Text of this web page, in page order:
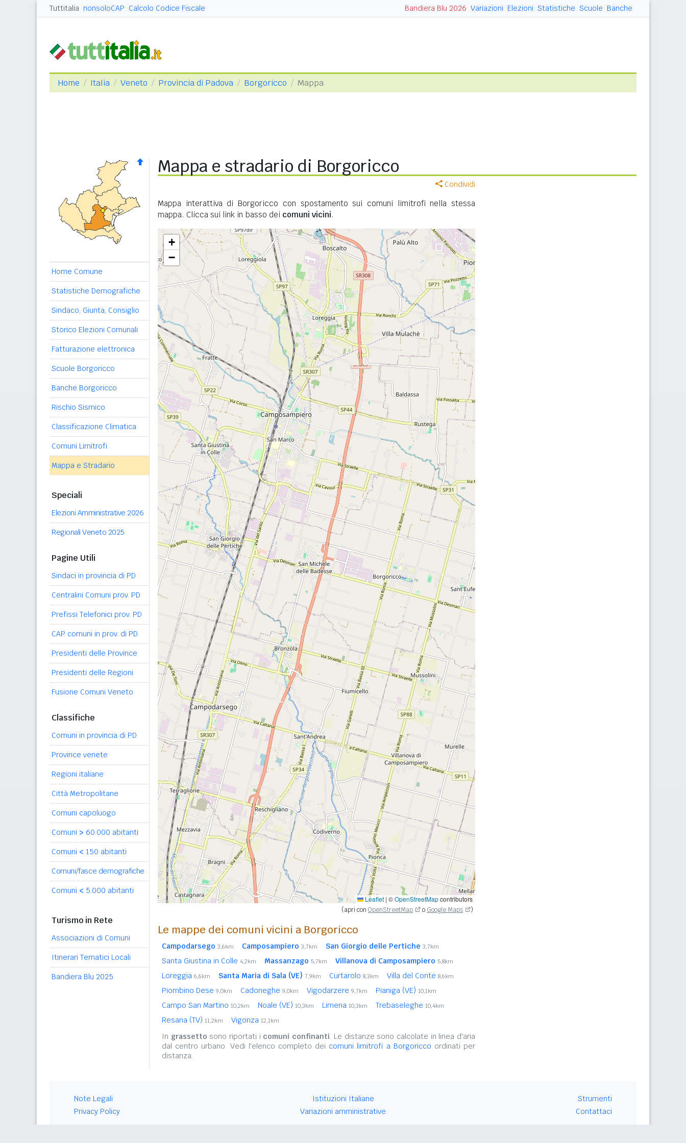
Tuttitalia nonsoloCAP Calcolo Codice Fiscale Bandiera Blu 2026 Variazioni Elezioni Statistiche Scuole Banche
Home Italia Veneto Provincia di Padova Borgoricco Mappa
Home Comune
Statistiche Demografiche
Sindaco, Giunta, Consiglio
Storico Elezioni Comunali
Fatturazione elettronica
Scuole Borgoricco
Banche Borgoricco
Rischio Sismico
Classificazione Climatica
Comuni Limitrofi
Mappa e Stradario
Speciali
Elezioni Amministrative 2026
Regionali Veneto 2025
Pagine Utili
Sindaci in provincia di PD
Centralini Comuni prov. PD
Prefissi Telefonici prov. PD
CAP comuni in prov. di PD
Presidenti delle Province
Presidenti delle Regioni
Fusione Comuni Veneto
Classifiche
Comuni in provincia di PD
Province venete
Regioni italiane
Città Metropolitane
Comuni capoluogo
Comuni > 60.000 abitanti
Comuni < 150 abitanti
Comuni/fasce demografiche
Comuni < 5.000 abitanti
Turismo in Rete
Associazioni di Comuni
Itinerari Tematici Locali
Bandiera Blu 2025
Mappa e stradario di Borgoricco
Condividi
Mappa interattiva di Borgoricco con spostamento sui comuni limitrofi nella stessa
mappa. Clicca sui link in basso dei comuni vicini.
+
−
Leaflet | ©OpenStreetMapcontributors
(apri con OpenStreetMap o Google Maps )
Le mappe dei comuni vicini a Borgoricco
Campodarsego 3,6km Camposampiero 3,7km San Giorgio delle Pertiche 3,7km
Santa Giustina in Colle 4,2km Massanzago 5,7km Villanova di Camposampiero 5,8km
Loreggia 6,6km Santa Maria di Sala (VE) 7,9km Curtarolo 8,3km Villa del Conte 8,6km
Piombino Dese 9,0km Cadoneghe 9,0km Vigodarzere 9,7km Pianiga (VE) 10,1km
Campo San Martino 10,2km Noale (VE) 10,3km Limena 10,3km Trebaseleghe 10,4km
Resana (TV) 11,2km Vigonza 12,1km
In grassetto sono riportati i comuni confinanti. Le distanze sono calcolate in linea d'aria
dal centro urbano. Vedi l'elenco completo dei comuni limitrofi a Borgoricco ordinati per
distanza.
Note Legali
Privacy Policy
Istituzioni Italiane
Variazioni amministrative
Strumenti
Contattaci